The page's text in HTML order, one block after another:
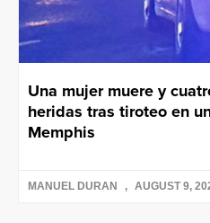
Una mujer muere y
heridas tras tiroteo en
Memphis
MANUEL DURAN AUGUST 9,